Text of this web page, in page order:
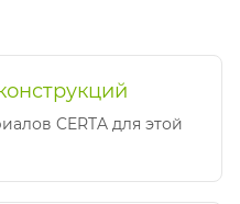
CERTA для этой